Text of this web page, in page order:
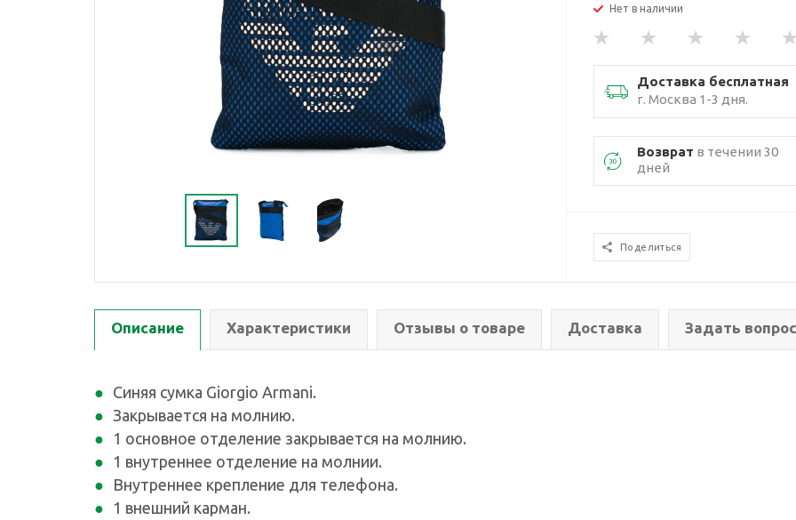
Нет в наличии
Доставка бесплатная
г. Москва 1-3 дня.
Возврат в течении 30
дней
Поделиться
Описание Характеристики Отзывы о товаре Доставка Задать вопрос
Синяя сумка Giorgio Armani.
Закрывается на молнию.
1 основное отделение закрывается на молнию.
1 внутреннее отделение на молнии.
Внутреннее крепление для телефона.
1 внешний карман.